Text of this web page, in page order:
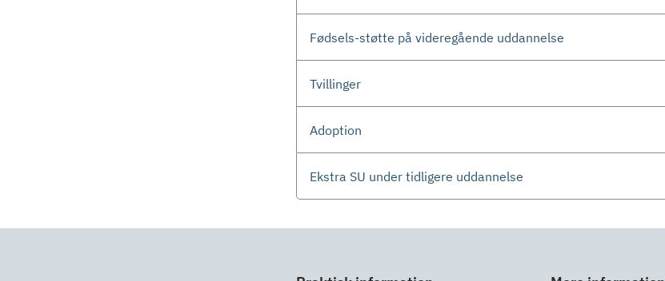
Fødsels-støtte på videregående uddannelse
Tvillinger
Adoption
Ekstra SU under tidligere uddannelse